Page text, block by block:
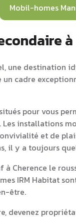
Mobil-homes
une destination
cadre
pour vous
Les installations
et de
il y a toujours
Cherence le
IRM Habitat
être.
devenez